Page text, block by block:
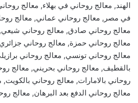
الهند, معالج روحاني في بهلاء, معالج
في مصر, معالج روحاني عماني, معالج
معالج روحاني صادق, معالج روحاني
معالج روحاني حمزة, معالج روحاني
معالج روحاني تونسي, معالج روحاني
بالقطيف, معالج روحاني بحريني, معالج
روحاني بالامارات, معالج روحاني
معالج روحاني الدفع بعد البرهان, معالج